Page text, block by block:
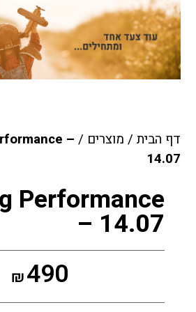
דף הבית / מוצרים /
–
14.07
Performance
– 14.07
₪490